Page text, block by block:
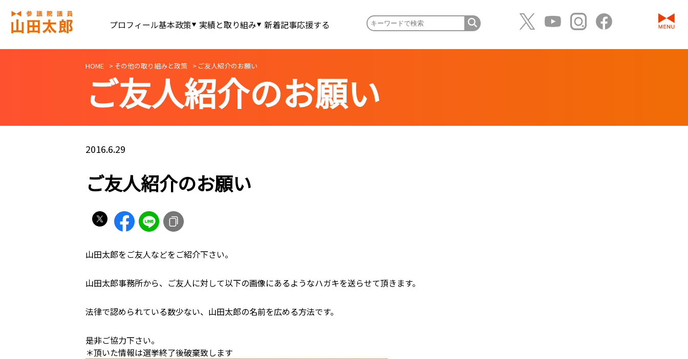
プロフィール基本政策 実績と取り組み 新着記事応援する
HOME その他の取り組みと政策 ご友人紹介のお願い
ご友人紹介のお願い
2016.6.29
ご友人紹介のお願い
山田太郎をご友人などをご紹介下さい。
山田太郎事務所から、ご友人に対して以下の画像にあるようなハガキを送らせて頂きます。
法律で認められている数少ない、山田太郎の名前を広める方法です。
是非ご協力下さい。
＊頂いた情報は選挙終了後破棄致します